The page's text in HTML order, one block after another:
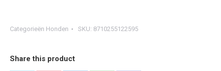
Categorieën Honden SKU: 8710255122595
Share this product